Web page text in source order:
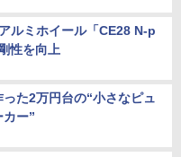
ルミホイール「CE28 N-p
性を向上
た2万円台の“小さなピュ
ー”